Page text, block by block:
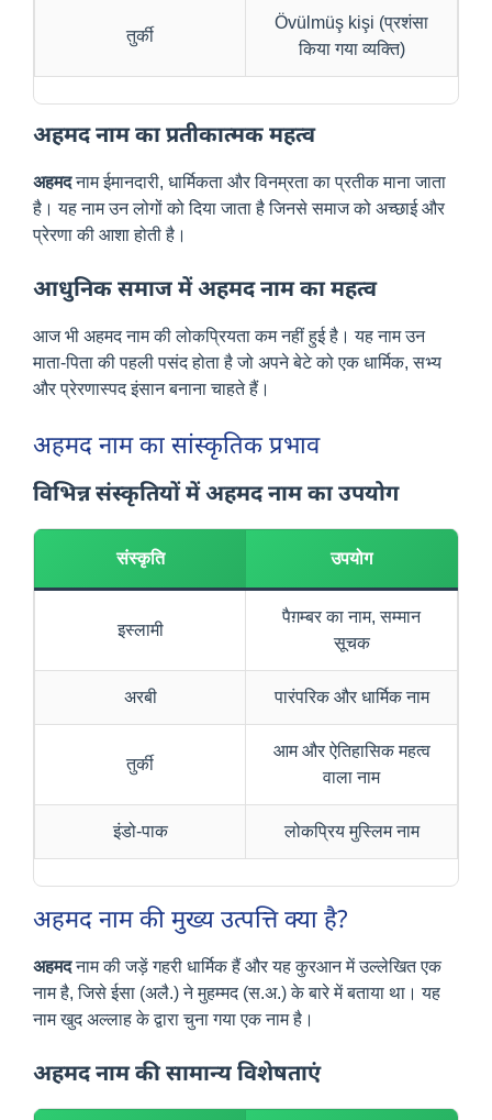
तुर्की
Övülmüş kişi (प्रशंसा
किया गया व्यक्ति)
अहमद नाम का प्रतीकात्मक महत्व
अहमदनाम ईमानदारी, धार्मिकता और विनम्रता का प्रतीक माना जाता
है। यह नाम उन लोगों को दिया जाता है जिनसे समाज को अच्छाई और
प्रेरणा की आशा होती है।
आधुनिक समाज में अहमद नाम का महत्व
आज भी अहमद नाम की लोकप्रियता कम नहीं हुई है। यह नाम उन
माता-पिता की पहली पसंद होता है जो अपने बेटे को एक धार्मिक, सभ्य
और प्रेरणास्पद इंसान बनाना चाहते हैं।
अहमद नाम का सांस्कृतिक प्रभाव
विभिन्न संस्कृतियों में अहमद नाम का उपयोग
संस्कृति उपयोग
इस्लामी
पैग़म्बर का नाम, सम्मान
सूचक
अरबी पारंपरिक और धार्मिक नाम
तुर्की
आम और ऐतिहासिक महत्व
वाला नाम
इंडो-पाक लोकप्रिय मुस्लिम नाम
अहमद नाम की मुख्य उत्पत्ति क्या है?
अहमदनाम की जड़ें गहरी धार्मिक हैं और यह कुरआन में उल्लेखित एक
नाम है, जिसे ईसा (अलै.) ने मुहम्मद (स.अ.) के बारे में बताया था। यह
नाम खुद अल्लाह के द्वारा चुना गया एक नाम है।
अहमद नाम की सामान्य विशेषताएं